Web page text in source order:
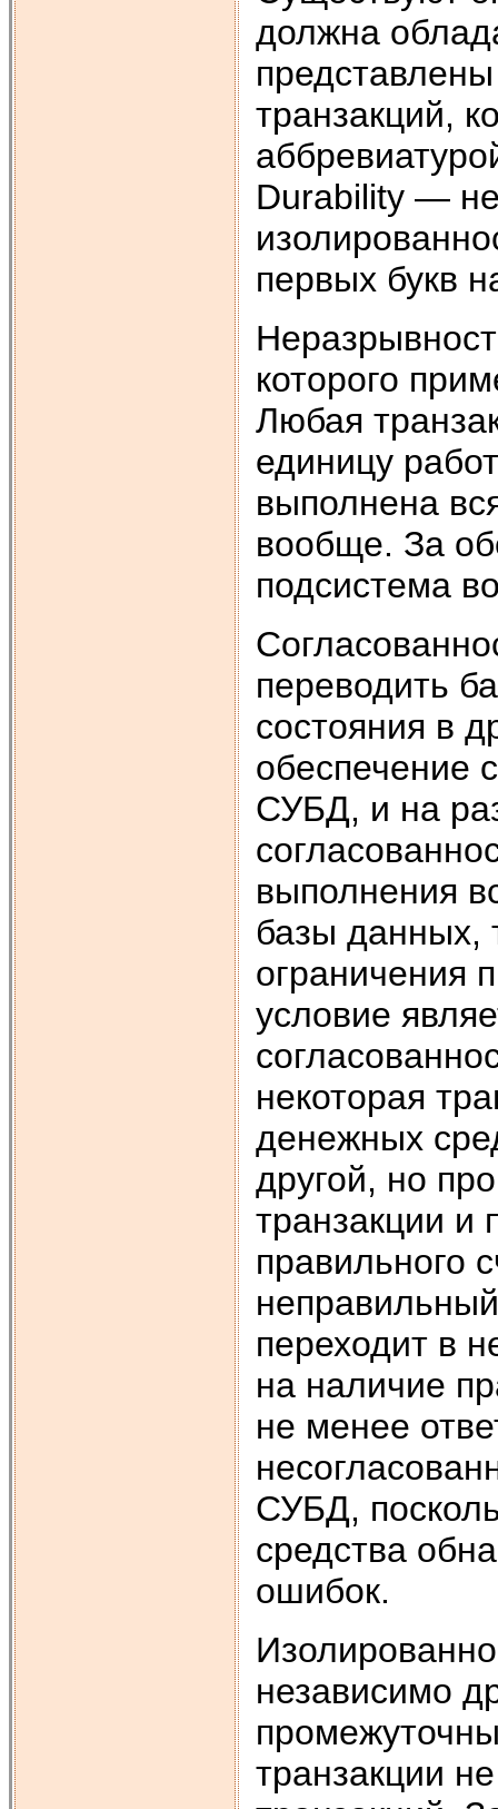
должна
транзакций,
Durability —
первых букв
которого
Любая
единицу
выполнена
вообще. За
подсистема
переводить
состояния в
обеспечение
СУБД, и на
выполнения
базы данных,
ограничения
условие
некоторая
денежных
другой, но
транзакции и
правильного
переходит в
на наличие
не менее
СУБД,
средства
ошибок.
независимо
транзакции